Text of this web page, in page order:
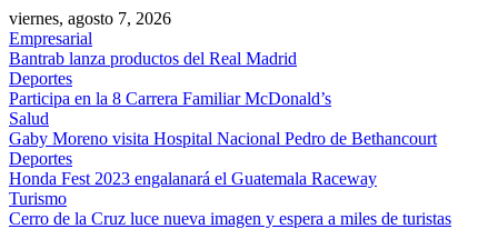
viernes, agosto 7, 2026
Empresarial
Bantrab lanza productos del Real Madrid
Deportes
Participa en la 8 Carrera Familiar McDonald’s
Salud
Gaby Moreno visita Hospital Nacional Pedro de Bethancourt
Deportes
Honda Fest 2023 engalanará el Guatemala Raceway
Turismo
Cerro de la Cruz luce nueva imagen y espera a miles de turistas